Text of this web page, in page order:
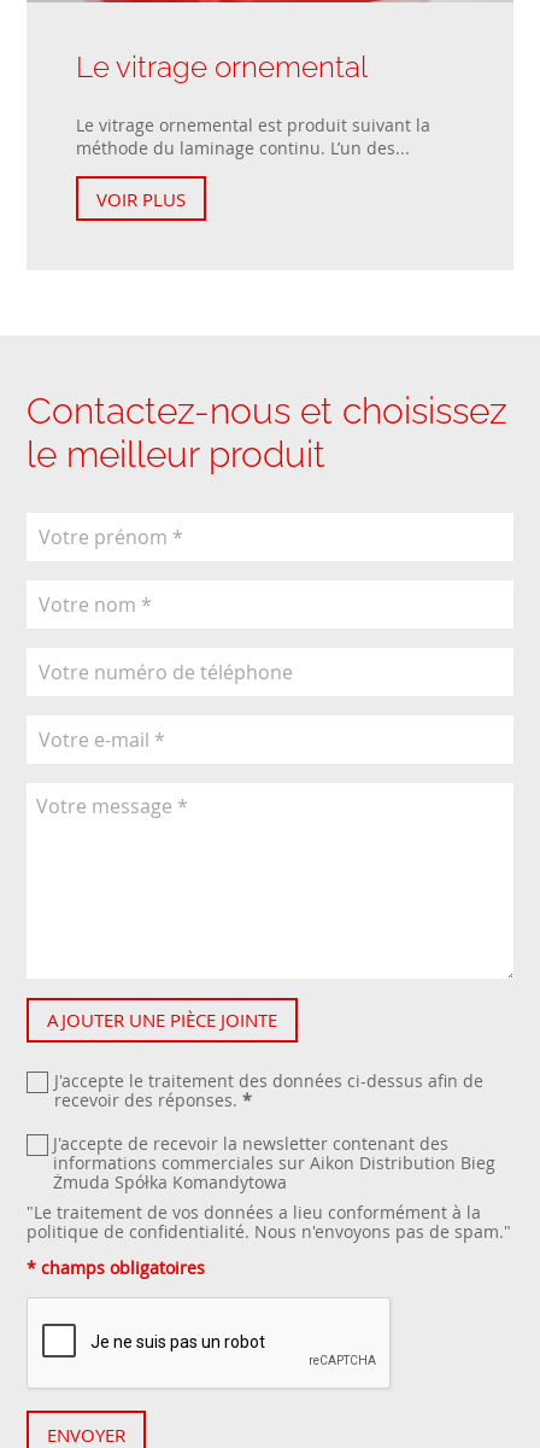
Le vitrage ornemental
Le vitrage ornemental est produit suivant la
méthode du laminage continu. L’un des...
VOIR PLUS
Contactez-nous et choisissez
le meilleur produit
AJOUTER UNE PIÈCE JOINTE
J'accepte le traitement des données ci-dessus afin de
recevoir des réponses. *
J'accepte de recevoir la newsletter contenant des
informations commerciales sur Aikon Distribution Bieg
Żmuda Spółka Komandytowa
"Le traitement de vos données a lieu conformément à la
politique de confidentialité. Nous n'envoyons pas de spam."
* champs obligatoires
ENVOYER